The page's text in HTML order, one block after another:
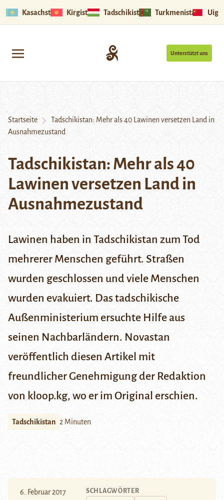
Kasachstan Kirgistan Tadschikistan Turkmenistan
Unterstützt uns
Startseite
Tadschikistan: Mehr als 40 Lawinen versetzen Land in
Ausnahmezustand
Tadschikistan: Mehr als 40
Lawinen versetzen Land in
Ausnahmezustand
Lawinen haben in Tadschikistan zum Tod
mehrerer Menschen geführt. Straßen
wurden geschlossen und viele Menschen
wurden evakuiert. Das tadschikische
Außenministerium ersuchte Hilfe aus
seinen Nachbarländern. Novastan
veröffentlich diesen Artikel mit
freundlicher Genehmigung der Redaktion
von kloop.kg, wo er im Original erschien.
Tadschikistan 2 Minuten
6. Februar 2017 SCHLAGWÖRTER